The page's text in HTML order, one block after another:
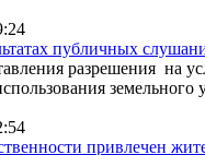
публичных
разрешения на
земельного
привлечен